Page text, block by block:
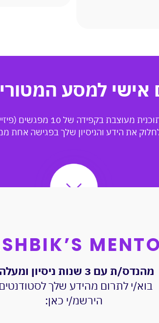
אישי למסע
מפגשים (פיזיים או וירטואלים) במשך חצי שנה.
את הידע והניסיון שלך בפגישה אחת
מהנדס/ת עם 3 שנות ניסיון ומעלה?
בוא/י לתרום מהידע שלך
הירשמ/י כאן: